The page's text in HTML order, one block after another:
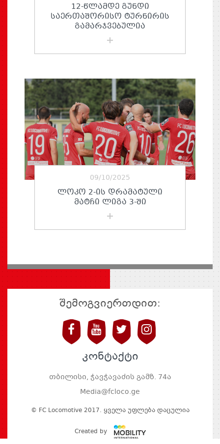
12-ᲬᲚᲐᲛᲓᲔ ᲒᲣᲜᲓᲘ
ᲡᲐᲔᲠᲗᲐᲨᲝᲠᲘᲡᲝ ᲢᲣᲠᲜᲘᲠᲘᲡ
ᲒᲐᲛᲐᲠᲯᲕᲔᲑᲣᲚᲘᲐ
09/10/2025
ᲚᲝᲙᲝ 2-ᲘᲡ ᲓᲠᲐᲛᲐᲢᲣᲚᲘ
ᲛᲐᲢᲩᲘ ᲚᲘᲒᲐ 3-ᲨᲘ
შემოგვიერთდით:
კონტაქტი
თბილისი, ჭავჭავაძის გამზ. 74ა
Media@fcloco.ge
© FC Locomotive 2017. Ყველა Უფლება Დაცულია
Created by